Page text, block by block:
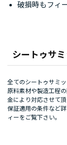
シートゥサ
全てのシートゥサミ
原料素材や製造工程
金により対応させて頂
保証適用の条件など詳
ィーをご覧下さい。
破損時もフィ